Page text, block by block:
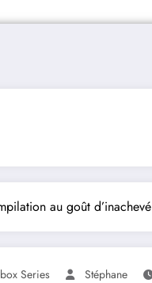
au goût d’inachevé
Series Stéphane